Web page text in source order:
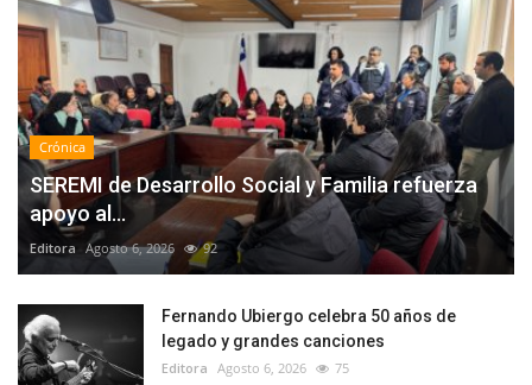
Crónica
SEREMI de Desarrollo Social y Familia refuerza
apoyo al...
Editora Agosto 6, 2026 92
Fernando Ubiergo celebra 50 años de
legado y grandes canciones
Editora Agosto 6, 2026 75